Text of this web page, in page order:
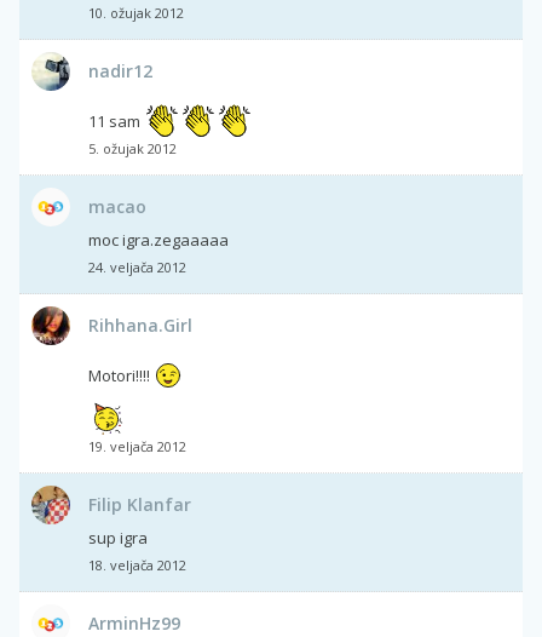
10. ožujak 2012
nadir12
11 sam
5. ožujak 2012
macao
moc igra.zegaaaaa
24. veljača 2012
Rihhana.Girl
Motori!!!!
19. veljača 2012
Filip Klanfar
sup igra
18. veljača 2012
ArminHz99